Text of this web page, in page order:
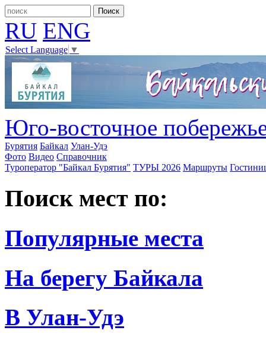
RU ENG
Select Language ▼
Юго-восточное
Бурятия Байкал Улан-Удэ
Фото Видео Справочник
Туроператор "Байкал Бурятия" ТУРЫ 2026 Маршруты
Поиск мест по:
Популярные места
На берегу Байкала
В Улан-Удэ